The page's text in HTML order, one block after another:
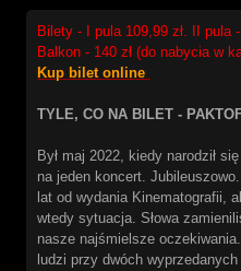
Bilety - I pula 109,99 zł. II pula
Balkon - 140 zł (do nabycia w
Kup bilet online
TYLE, CO NA BILET -
Był maj 2022, kiedy narodził
na jeden koncert.
lat od wydania Kinematografii,
wtedy sytuacja. Słowa
nasze najśmielsze
ludzi przy dwóch